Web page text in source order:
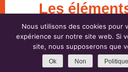
Les
méthode
Le Concept de Projet
Développement
Nous utilisons des cookies pour
expérience sur notre site web. Si
site, nous supposerons que
Ok Non